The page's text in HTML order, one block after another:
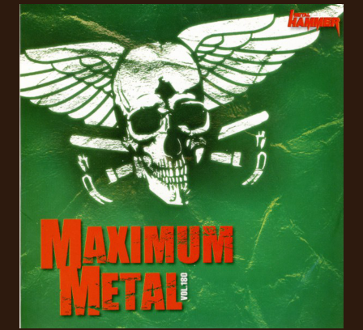
MAGASIN
DIFFUSION
PRESSE
PIGGY
CONTACT
CONNEXION
NOUS
SOMMES
CONNECTÉS
CONDITIONS
D'UTILISATION